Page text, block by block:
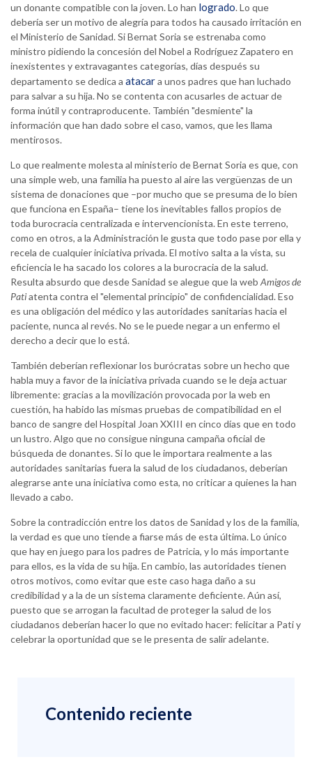
un donante compatible con la joven. Lo han logrado. Lo que
debería ser un motivo de alegría para todos ha causado irritación en
el Ministerio de Sanidad. Si Bernat Soria se estrenaba como
ministro pidiendo la concesión del Nobel a Rodríguez Zapatero en
inexistentes y extravagantes categorías, días después su
departamento se dedica a atacara unos padres que han luchado
para salvar a su hija. No se contenta con acusarles de actuar de
forma inútil y contraproducente. También "desmiente" la
información que han dado sobre el caso, vamos, que les llama
mentirosos.
Lo que realmente molesta al ministerio de Bernat Soria es que, con
una simple web, una familia ha puesto al aire las vergüenzas de un
sistema de donaciones que –por mucho que se presuma de lo bien
que funciona en España– tiene los inevitables fallos propios de
toda burocracia centralizada e intervencionista. En este terreno,
como en otros, a la Administración le gusta que todo pase por ella y
recela de cualquier iniciativa privada. El motivo salta a la vista, su
eficiencia le ha sacado los colores a la burocracia de la salud.
Resulta absurdo que desde Sanidad se alegue que la web Amigos de
Patiatenta contra el "elemental principio" de confidencialidad. Eso
es una obligación del médico y las autoridades sanitarias hacia el
paciente, nunca al revés. No se le puede negar a un enfermo el
derecho a decir que lo está.
También deberían reflexionar los burócratas sobre un hecho que
habla muy a favor de la iniciativa privada cuando se le deja actuar
libremente: gracias a la movilización provocada por la web en
cuestión, ha habido las mismas pruebas de compatibilidad en el
banco de sangre del Hospital Joan XXIII en cinco días que en todo
un lustro. Algo que no consigue ninguna campaña oficial de
búsqueda de donantes. Si lo que le importara realmente a las
autoridades sanitarias fuera la salud de los ciudadanos, deberían
alegrarse ante una iniciativa como esta, no criticar a quienes la han
llevado a cabo.
Sobre la contradicción entre los datos de Sanidad y los de la familia,
la verdad es que uno tiende a fiarse más de esta última. Lo único
que hay en juego para los padres de Patricia, y lo más importante
para ellos, es la vida de su hija. En cambio, las autoridades tienen
otros motivos, como evitar que este caso haga daño a su
credibilidad y a la de un sistema claramente deficiente. Aún así,
puesto que se arrogan la facultad de proteger la salud de los
ciudadanos deberían hacer lo que no evitado hacer: felicitar a Pati y
celebrar la oportunidad que se le presenta de salir adelante.
Contenido reciente